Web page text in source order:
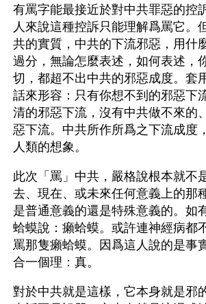
有罵字能最接近於對中共罪惡的控
人來說這種控訴只能理解爲罵它。
共的實質，中共的下流邪惡，用什
過分，無論怎麼表述，如何表述，
切，都超不出中共的邪惡成度。套
話來形容：只有你想不到的邪惡下
清的邪惡下流，沒有中共做不來的
惡下流。中共所作所爲之下流成度
人類的想象。
此次「罵」中共，嚴格說根本就不
去、現在、或未來任何意義上的那
是普通意義的還是特殊意義的。如
蛤蟆說：癩蛤蟆。或許連神經病都
罵那隻癩蛤蟆。因爲這人說的是事
合一個理：真。
對於中共就是這樣，它本身就是邪